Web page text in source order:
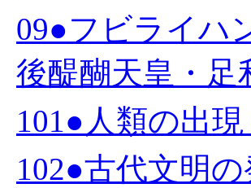
09●フビライハ
後醍醐天皇・足
101●人類の出現
102●古代文明